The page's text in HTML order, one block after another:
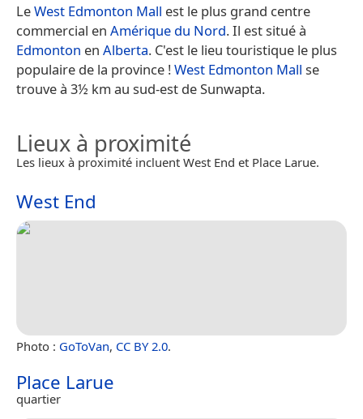
LeWest Edmonton Mall est le plus grand centre
commercial en Amérique du Nord. Il est situé à
Edmonton en Alberta. C'est le lieu touristique le plus
populaire de la province !West Edmonton Mall se
trouve à 3½ km au sud-est de Sunwapta.
Lieux à proximité
Les lieux à proximité incluent West End et Place Larue.
West End
Photo : GoToVan, CC BY 2.0.
Place Larue
quartier